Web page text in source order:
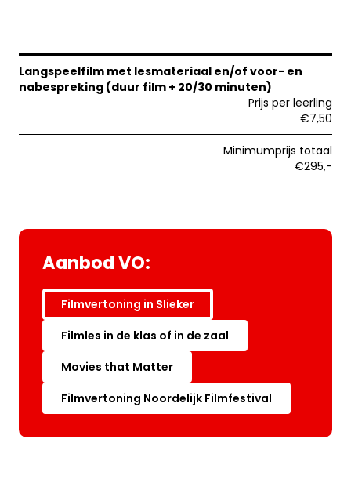
Langspeelfilm met lesmateriaal en/of voor- en
nabespreking (duur film + 20/30 minuten)
Prijs per leerling
€7,50
Minimumprijs totaal
€295,-
Aanbod VO:
Filmvertoning in Slieker
Filmles in de klas of in de zaal
Movies that Matter
Filmvertoning Noordelijk Filmfestival